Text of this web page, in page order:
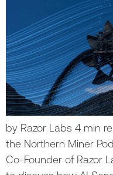
by Razor Labs 4 min
the Northern Miner
Co-Founder of Razor